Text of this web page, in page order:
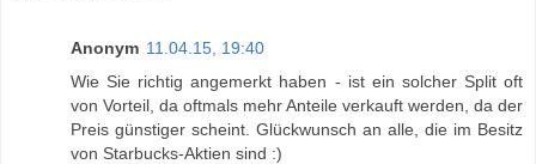
Anonym 11.04.15, 19:40
Wie Sie richtig angemerkt haben - ist ein solcher Split oft
von Vorteil, da oftmals mehr Anteile verkauft werden, da der
Preis günstiger scheint. Glückwunsch an alle, die im Besitz
von Starbucks-Aktien sind :)